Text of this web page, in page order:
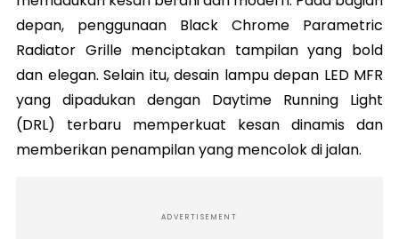
depan, penggunaan Black Chrome Parametric
Radiator Grille menciptakan tampilan yang bold
dan elegan. Selain itu, desain lampu depan LED MFR
yang dipadukan dengan Daytime Running Light
(DRL) terbaru memperkuat kesan dinamis dan
memberikan penampilan yang mencolok di jalan.
ADVERTISEMENT